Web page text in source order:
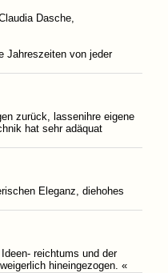
Dasche,
Jahreszeiten von jeder
zurück, lassenihre eigene
hat sehr adäquat
Eleganz, diehohes
reichtums und der
hineingezogen. «